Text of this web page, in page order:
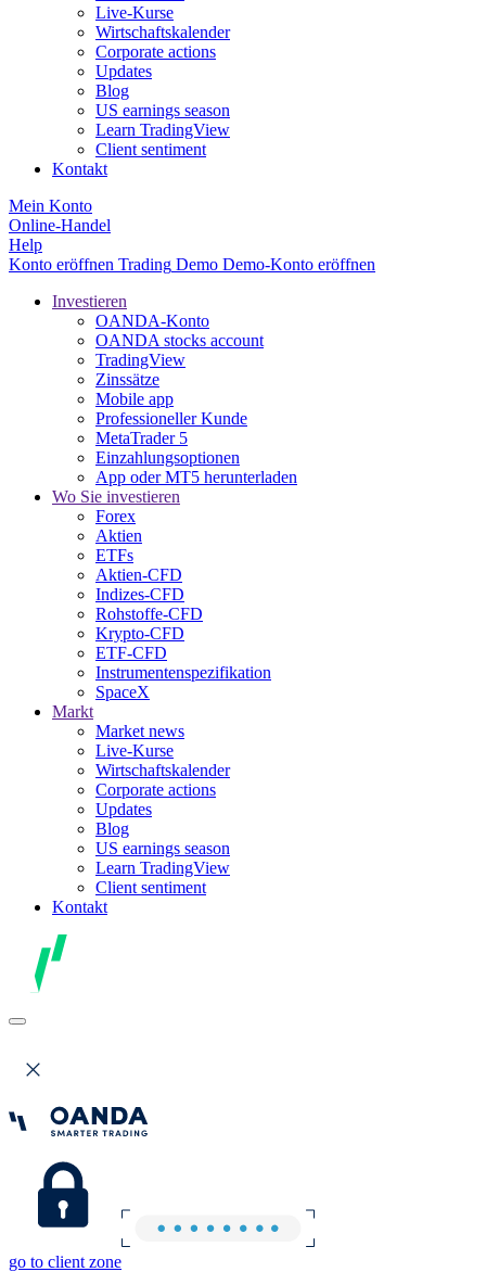
Live-Kurse
Wirtschaftskalender
Corporate actions
Updates
Blog
US earnings season
Learn TradingView
Client sentiment
Kontakt
Mein Konto
Online-Handel
Help
Konto eröffnen Trading Demo Demo-Konto eröffnen
Investieren
OANDA-Konto
OANDA stocks account
TradingView
Zinssätze
Mobile app
Professioneller Kunde
MetaTrader 5
Einzahlungsoptionen
App oder MT5 herunterladen
Wo Sie investieren
Forex
Aktien
ETFs
Aktien-CFD
Indizes-CFD
Rohstoffe-CFD
Krypto-CFD
ETF-CFD
Instrumentenspezifikation
SpaceX
Markt
Market news
Live-Kurse
Wirtschaftskalender
Corporate actions
Updates
Blog
US earnings season
Learn TradingView
Client sentiment
Kontakt
go to client zone